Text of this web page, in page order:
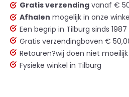
Gratis verzending vanaf €
Afhalen mogelijk in onze
Een begrip in Tilburg sinds 1987
Gratis verzendingboven €
Retouren?wij doen niet moeilijk
Fysieke winkel in Tilburg